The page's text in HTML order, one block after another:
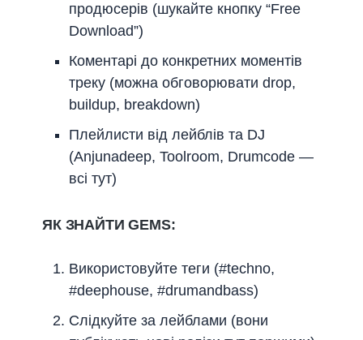
продюсерів (шукайте кнопку “Free
Download”)
Коментарі до конкретних моментів
треку (можна обговорювати drop,
buildup, breakdown)
Плейлисти від лейблів та DJ
(Anjunadeep, Toolroom, Drumcode —
всі тут)
ЯК ЗНАЙТИ GEMS:
Використовуйте теги (#techno,
#deephouse, #drumandbass)
Слідкуйте за лейблами (вони